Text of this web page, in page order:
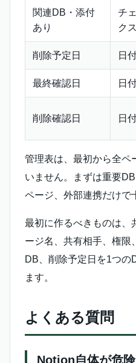
関連DB・添付
あり
チ
クス
削除予定日 日
最終確認日 日
削除確認日 日
管理表は、最初から全ペ
いません。まずは重要
ページ、外部連携だけで
最初に作るべきものは、
ージ名、共有相手、権限
DB、削除予定日を1つの
ます。
よくある質問
Notion自体が危